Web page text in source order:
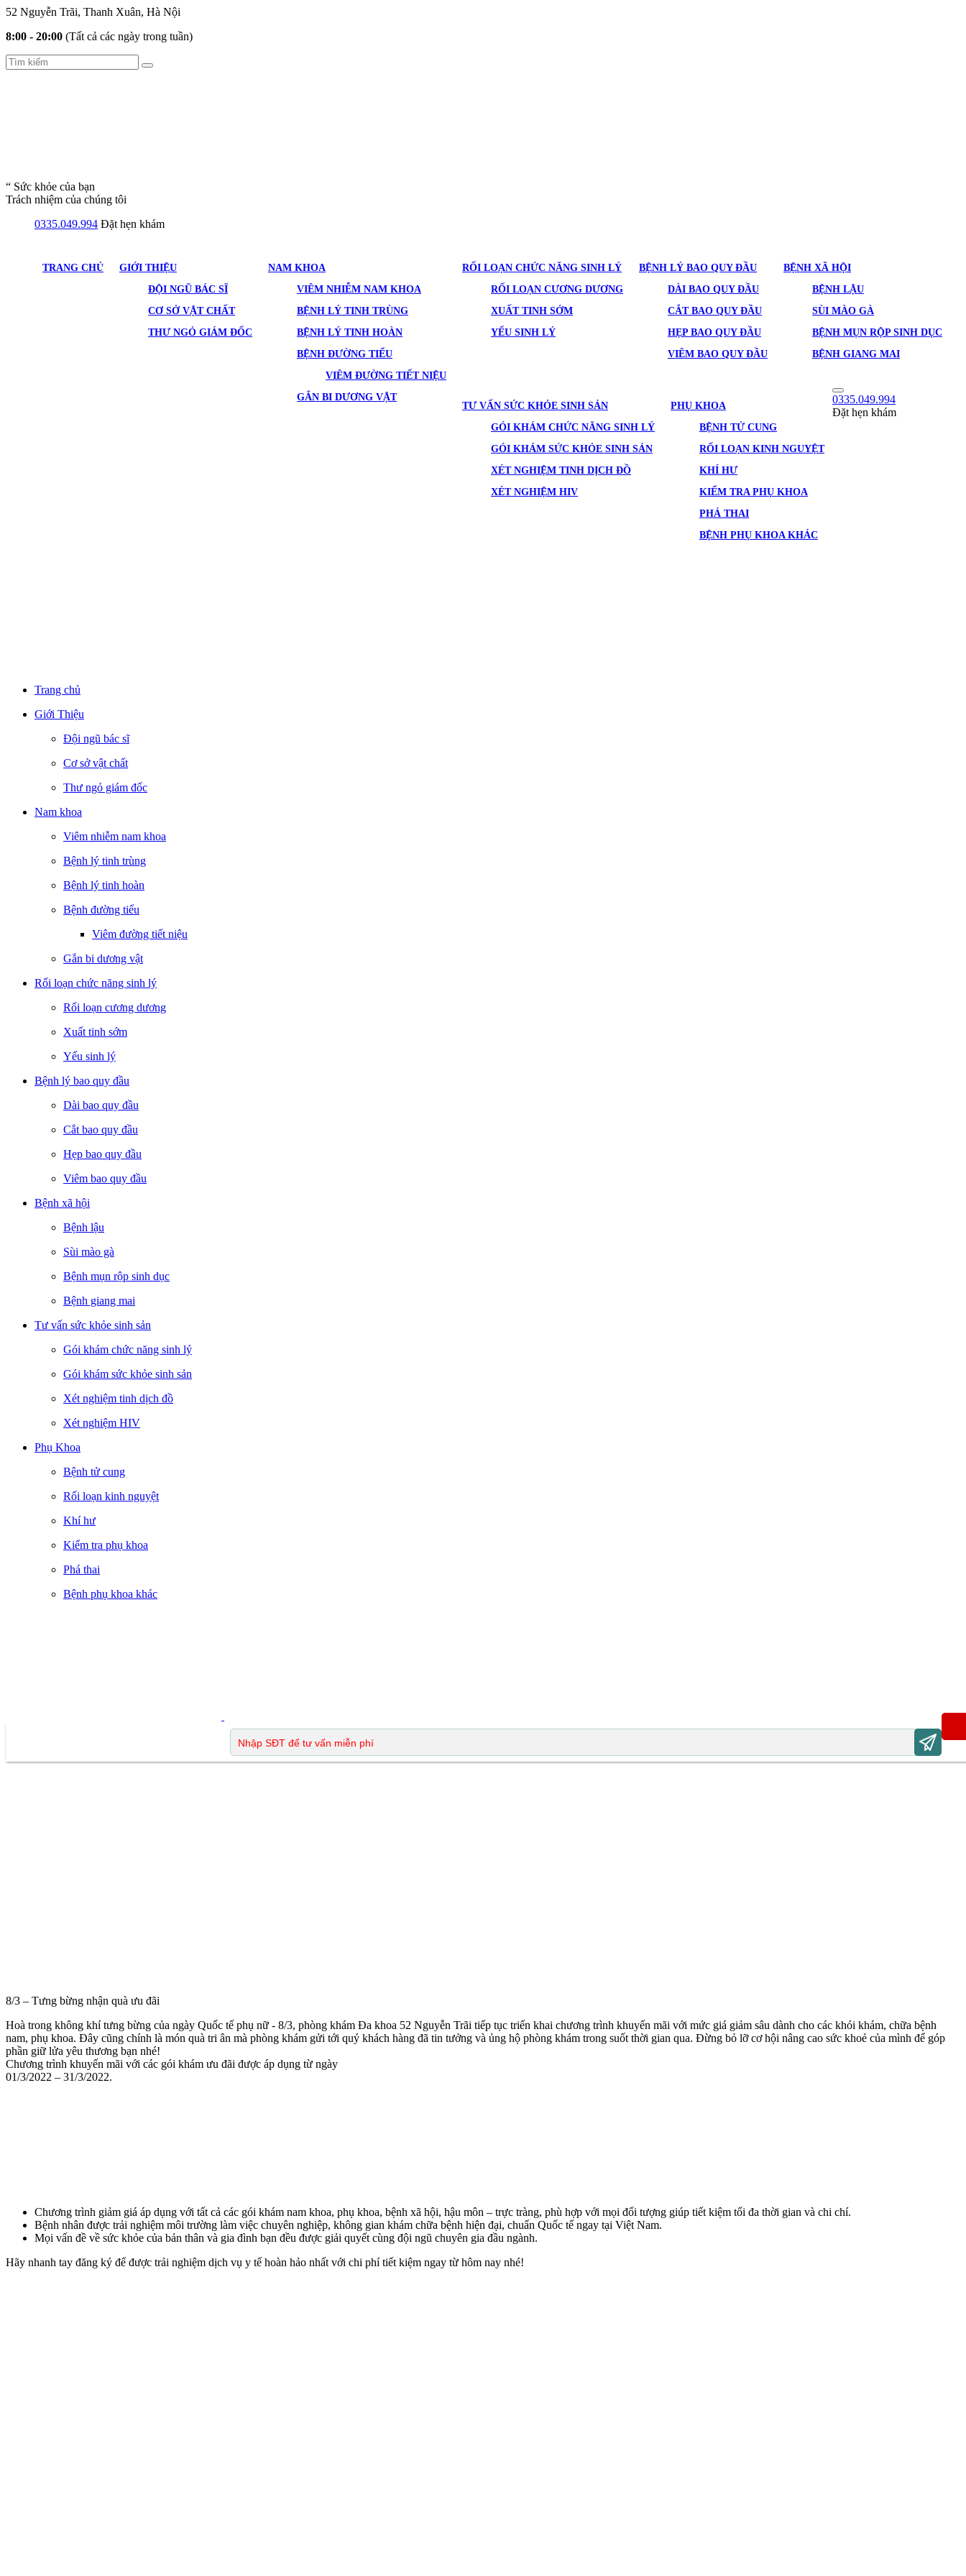
52 Nguyễn Trãi, Thanh Xuân, Hà Nội
8:00 - 20:00 (Tất cả các ngày trong tuần)
“ Sức khỏe của bạn
Trách nhiệm của chúng tôi
0335.049.994 Đặt hẹn khám
TRANG CHỦ
GIỚI THIỆU
ĐỘI NGŨ BÁC SĨ
CƠ SỞ VẬT CHẤT
THƯ NGỎ GIÁM ĐỐC
NAM KHOA
VIÊM NHIỄM NAM KHOA
BỆNH LÝ TINH TRÙNG
BỆNH LÝ TINH HOÀN
BỆNH ĐƯỜNG TIỂU
VIÊM ĐƯỜNG TIẾT NIỆU
GẮN BI DƯƠNG VẬT
RỐI LOẠN CHỨC NĂNG SINH LÝ
RỐI LOẠN CƯƠNG DƯƠNG
XUẤT TINH SỚM
YẾU SINH LÝ
BỆNH LÝ BAO QUY ĐẦU
DÀI BAO QUY ĐẦU
CẮT BAO QUY ĐẦU
HẸP BAO QUY ĐẦU
VIÊM BAO QUY ĐẦU
BỆNH XÃ HỘI
BỆNH LẬU
SÙI MÀO GÀ
BỆNH MỤN RỘP SINH DỤC
BỆNH GIANG MAI
TƯ VẤN SỨC KHỎE SINH SẢN
GÓI KHÁM CHỨC NĂNG SINH LÝ
GÓI KHÁM SỨC KHỎE SINH SẢN
XÉT NGHIỆM TINH DỊCH ĐỒ
XÉT NGHIỆM HIV
PHỤ KHOA
BỆNH TỬ CUNG
RỐI LOẠN KINH NGUYỆT
KHÍ HƯ
KIỂM TRA PHỤ KHOA
PHÁ THAI
BỆNH PHỤ KHOA KHÁC
0335.049.994
Đặt hẹn khám
Trang chủ
Giới Thiệu
Đội ngũ bác sĩ
Cơ sở vật chất
Thư ngỏ giám đốc
Nam khoa
Viêm nhiễm nam khoa
Bệnh lý tinh trùng
Bệnh lý tinh hoàn
Bệnh đường tiểu
Viêm đường tiết niệu
Gắn bi dương vật
Rối loạn chức năng sinh lý
Rối loạn cương dương
Xuất tinh sớm
Yếu sinh lý
Bệnh lý bao quy đầu
Dài bao quy đầu
Cắt bao quy đầu
Hẹp bao quy đầu
Viêm bao quy đầu
Bệnh xã hội
Bệnh lậu
Sùi mào gà
Bệnh mụn rộp sinh dục
Bệnh giang mai
Tư vấn sức khỏe sinh sản
Gói khám chức năng sinh lý
Gói khám sức khỏe sinh sản
Xét nghiệm tinh dịch đồ
Xét nghiệm HIV
Phụ Khoa
Bệnh tử cung
Rối loạn kinh nguyệt
Khí hư
Kiểm tra phụ khoa
Phá thai
Bệnh phụ khoa khác
8/3 – Tưng bừng nhận quà ưu đãi
Hoà trong không khí tưng bừng của ngày Quốc tế phụ nữ - 8/3, phòng khám Đa khoa 52 Nguyễn Trãi tiếp tục triển khai chương trình khuyến mãi với mức giá giảm sâu dành cho các khói khám, chữa bệnh
nam, phụ khoa. Đây cũng chính là món quà tri ân mà phòng khám gửi tới quý khách hàng đã tin tưởng và ủng hộ phòng khám trong suốt thời gian qua. Đừng bỏ lỡ cơ hội nâng cao sức khoẻ của mình để góp
phần giữ lửa yêu thương bạn nhé!
Chương trình khuyến mãi với các gói khám ưu đãi được áp dụng từ ngày
01/3/2022 – 31/3/2022.
Chương trình giảm giá áp dụng với tất cả các gói khám nam khoa, phụ khoa, bệnh xã hội, hậu môn – trực tràng, phù hợp với mọi đối tượng giúp tiết kiệm tối đa thời gian và chi chí.
Bệnh nhân được trải nghiệm môi trường làm việc chuyên nghiệp, không gian khám chữa bệnh hiện đại, chuẩn Quốc tế ngay tại Việt Nam.
Mọi vấn đề về sức khỏe của bản thân và gia đình bạn đều được giải quyết cùng đội ngũ chuyên gia đầu ngành.
Hãy nhanh tay đăng ký để được trải nghiệm dịch vụ y tế hoàn hảo nhất với chi phí tiết kiệm ngay từ hôm nay nhé!